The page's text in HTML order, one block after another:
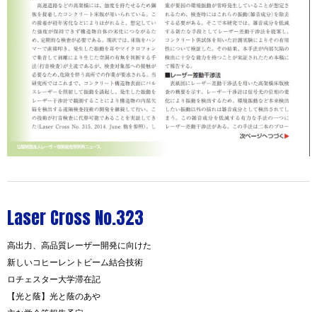
Laser Cross No.323
高出力、高品質レーザー開発に向けた
新しいコヒーレントビーム結合技術
ロチェスター大学滞在記
【光と蔭】光と蔭のあや